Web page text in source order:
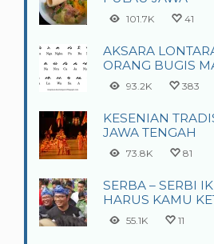
101.7K 41
AKSARA
ORANG BUGIS
93.2K 383
KESENIAN
JAWA TENGAH
73.8K 81
SERBA – SERBI
HARUS KAMU
55.1K 11